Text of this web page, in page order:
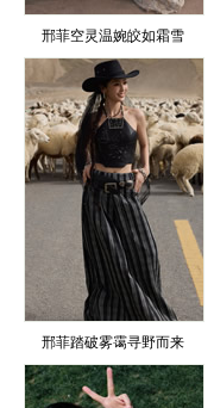
邢菲空灵温婉皎如霜雪
邢菲踏破雾霭寻野而来